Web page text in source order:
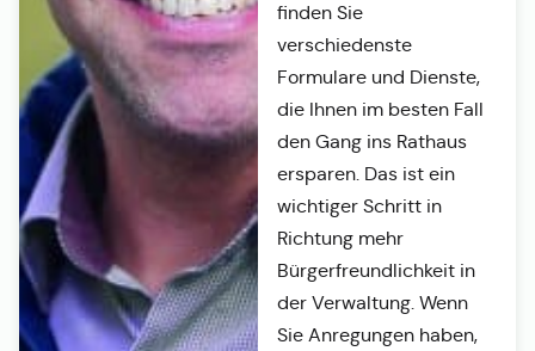
finden Sie
verschiedenste
Formulare und Dienste,
die Ihnen im besten Fall
den Gang ins Rathaus
ersparen. Das ist ein
wichtiger Schritt in
Richtung mehr
Bürgerfreundlichkeit in
der Verwaltung. Wenn
Sie Anregungen haben,